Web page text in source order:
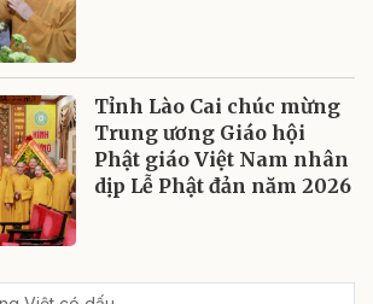
Tỉnh Lào Cai chúc mừng
Trung ương Giáo hội
Phật giáo Việt Nam nhân
dịp Lễ Phật đản năm 2026